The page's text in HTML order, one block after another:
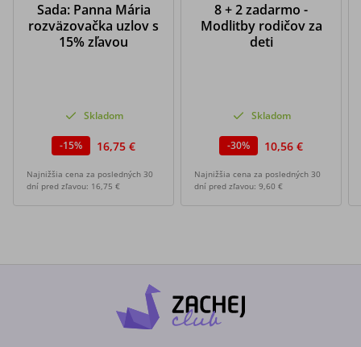
Sada: Panna Mária
rozväzovačka uzlov s
15% zľavou
Skladom
-15% 16,75 €
Najnižšia cena za posledných 30
dní pred zľavou: 16,75 €
8 + 2 zadarmo -
Modlitby rodičov za
deti
Skladom
-30% 10,56 €
Najnižšia cena za posledných 30
dní pred zľavou: 9,60 €